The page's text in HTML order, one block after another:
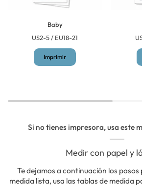
Baby
US2-5 / EU18-21
Imprimir
Si no tienes impresora, usa este
Medir con papel y
Te dejamos a continuación los
medida lista, usa las tablas de medida